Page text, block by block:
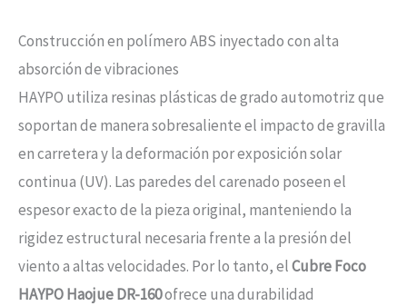
Construcción en polímero ABS inyectado con alta
absorción de vibraciones
HAYPO utiliza resinas plásticas de grado automotriz que
soportan de manera sobresaliente el impacto de gravilla
en carretera y la deformación por exposición solar
continua (UV). Las paredes del carenado poseen el
espesor exacto de la pieza original, manteniendo la
rigidez estructural necesaria frente a la presión del
viento a altas velocidades. Por lo tanto, elCubre Foco
HAYPO Haojue DR-160ofrece una durabilidad